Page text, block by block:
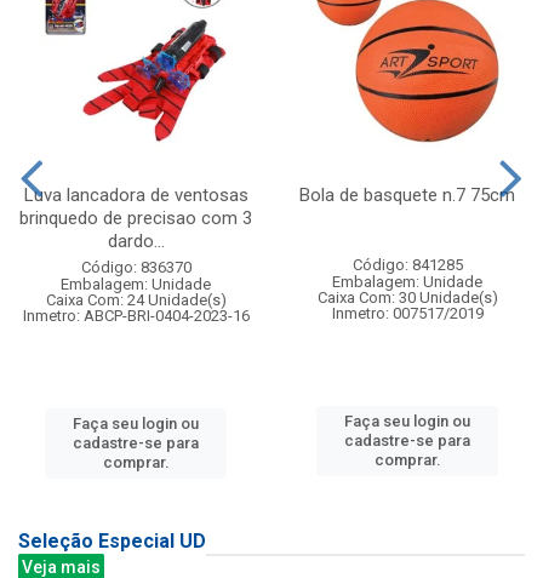
Luva lancadora de ventosas
brinquedo de precisao com 3
dardo...
Código: 836370
Embalagem: Unidade
Caixa Com: 24 Unidade(s)
Inmetro: ABCP-BRI-0404-2023-16
Faça seu login ou
cadastre-se para
comprar.
Bola de basquete n.7 75cm
Código: 841285
Embalagem: Unidade
Caixa Com: 30 Unidade(s)
Inmetro: 007517/2019
Faça seu login ou
cadastre-se para
comprar.
Seleção Especial UD
Veja mais